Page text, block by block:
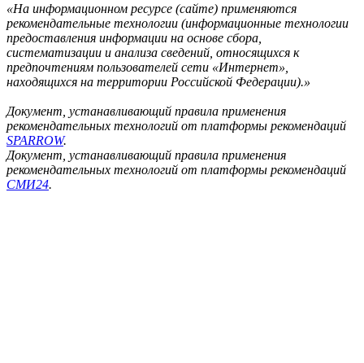
«На информационном ресурсе (сайте) применяются
рекомендательные технологии (информационные технологии
предоставления информации на основе сбора,
систематизации и анализа сведений, относящихся к
предпочтениям пользователей сети «Интернет»,
находящихся на территории Российской Федерации).»
Документ, устанавливающий правила применения
рекомендательных технологий от платформы рекомендаций
SPARROW.
Документ, устанавливающий правила применения
рекомендательных технологий от платформы рекомендаций
СМИ24.